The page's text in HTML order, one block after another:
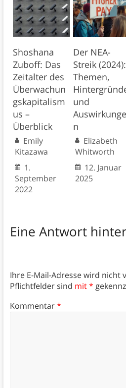
Shoshana
Zuboff: Das
Zeitalter des
Überwachun
gskapitalism
us –
Überblick
Emily
Kitazawa
1.
September
2022
Der NEA-
Streik (2024):
Themen,
und
Auswirkunge
n
Elizabeth
Whitworth
12. Januar
2025
Eine Antwort
Ihre E-Mail-Adresse wird nicht
Pflichtfelder sind mit *
Kommentar*